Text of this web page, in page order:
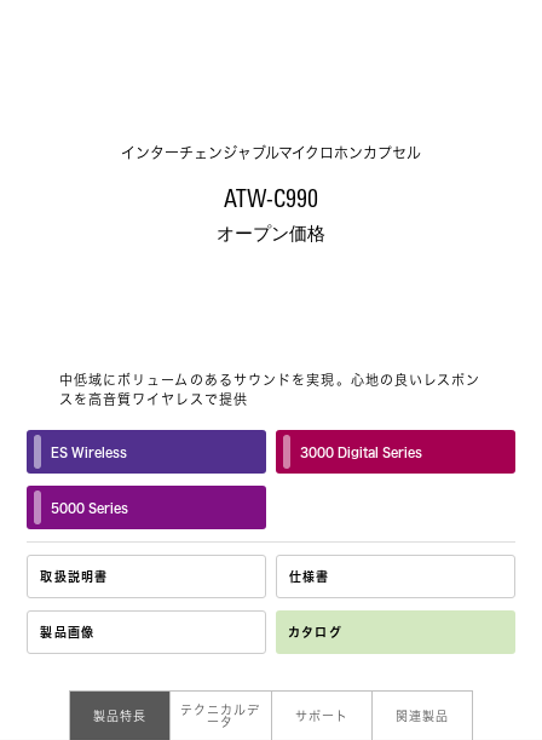
インターチェンジャブルマイクロホンカプセル
ATW-C990
オープン価格
中低域にボリュームのあるサウンドを実現。心地の良いレスポン
スを高音質ワイヤレスで提供
ES Wireless 3000 Digital Series
5000 Series
取扱説明書 仕様書
製品画像 カタログ
製品特長
テクニカルデ
ータ
サポート 関連製品